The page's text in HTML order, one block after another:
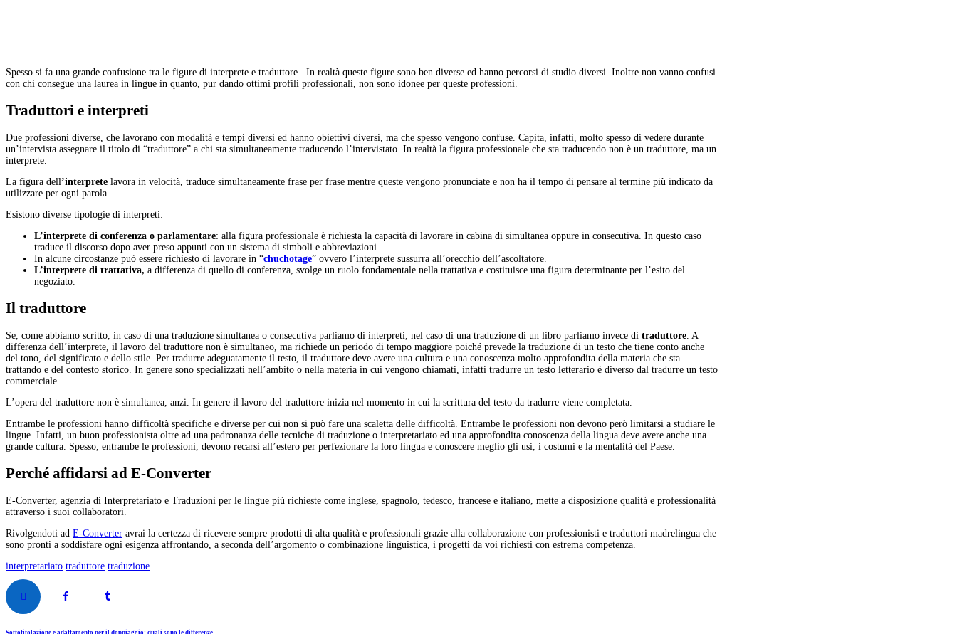
Spesso si fa una grande confusione tra le figure di interprete e traduttore. In realtà queste figure sono ben diverse ed hanno percorsi di studio diversi. Inoltre non vanno confusi
con chi consegue una laurea in lingue in quanto, pur dando ottimi profili professionali, non sono idonee per queste professioni.
Traduttori e interpreti
Due professioni diverse, che lavorano con modalità e tempi diversi ed hanno obiettivi diversi, ma che spesso vengono confuse. Capita, infatti, molto spesso di vedere durante
un’intervista assegnare il titolo di “traduttore” a chi sta simultaneamente traducendo l’intervistato. In realtà la figura professionale che sta traducendo non è un traduttore, ma un
interprete.
La figura dell ’interprete lavora in velocità, traduce simultaneamente frase per frase mentre queste vengono pronunciate e non ha il tempo di pensare al termine più indicato da
utilizzare per ogni parola.
Esistono diverse tipologie di interpreti:
L’interprete di conferenza o parlamentare: alla figura professionale è richiesta la capacità di lavorare in cabina di simultanea oppure in consecutiva. In questo caso
traduce il discorso dopo aver preso appunti con un sistema di simboli e abbreviazioni.
In alcune circostanze può essere richiesto di lavorare in “chuchotage” ovvero l’interprete sussurra all’orecchio dell’ascoltatore.
L’interprete di trattativa, a differenza di quello di conferenza, svolge un ruolo fondamentale nella trattativa e costituisce una figura determinante per l’esito del
negoziato.
Il traduttore
Se, come abbiamo scritto, in caso di una traduzione simultanea o consecutiva parliamo di interpreti, nel caso di una traduzione di un libro parliamo invece di traduttore . A
differenza dell’interprete, il lavoro del traduttore non è simultaneo, ma richiede un periodo di tempo maggiore poiché prevede la traduzione di un testo che tiene conto anche
del tono, del significato e dello stile. Per tradurre adeguatamente il testo, il traduttore deve avere una cultura e una conoscenza molto approfondita della materia che sta
trattando e del contesto storico. In genere sono specializzati nell’ambito o nella materia in cui vengono chiamati, infatti tradurre un testo letterario è diverso dal tradurre un testo
commerciale.
L’opera del traduttore non è simultanea, anzi. In genere il lavoro del traduttore inizia nel momento in cui la scrittura del testo da tradurre viene completata.
Entrambe le professioni hanno difficoltà specifiche e diverse per cui non si può fare una scaletta delle difficoltà. Entrambe le professioni non devono però limitarsi a studiare le
lingue. Infatti, un buon professionista oltre ad una padronanza delle tecniche di traduzione o interpretariato ed una approfondita conoscenza della lingua deve avere anche una
grande cultura. Spesso, entrambe le professioni, devono recarsi all’estero per perfezionare la loro lingua e conoscere meglio gli usi, i costumi e la mentalità del Paese.
Perché affidarsi ad E-Converter
E-Converter, agenzia di Interpretariato e Traduzioni per le lingue più richieste come inglese, spagnolo, tedesco, francese e italiano, mette a disposizione qualità e professionalità
attraverso i suoi collaboratori.
Rivolgendoti ad E-Converter avrai la certezza di ricevere sempre prodotti di alta qualità e professionali grazie alla collaborazione con professionisti e traduttori madrelingua che
sono pronti a soddisfare ogni esigenza affrontando, a seconda dell’argomento o combinazione linguistica, i progetti da voi richiesti con estrema competenza.
interpretariato traduttore traduzione